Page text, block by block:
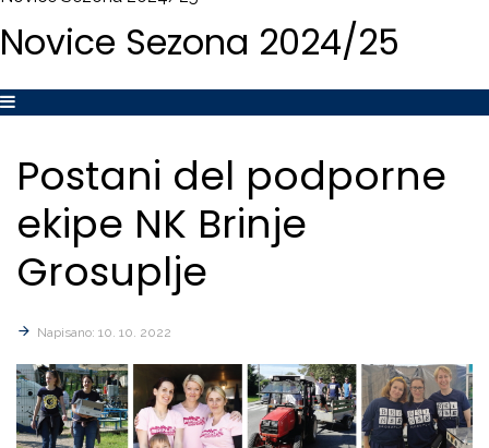
Novice Sezona 2024/25
Postani del podporne
ekipe NK Brinje
Grosuplje
Napisano: 10. 10. 2022